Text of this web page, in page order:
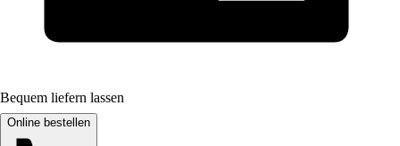
Bequem liefern lassen
Online bestellen